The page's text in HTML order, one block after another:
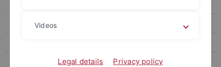
Box kompakt
Videos
Legal details Privacy policy